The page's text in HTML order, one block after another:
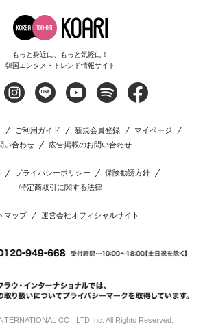
もっと身近に、もっと気軽に！
韓国エンタメ・トレンド情報サイト
ご利用ガイド 新規会員登録
マイページ
い合わせ
広告掲載のお問い合わせ
プライバシーポリシー
保険勧誘方針
特定商取引に関する法律
マップ 運営会社オフィシャルサイト
CO., LTD Inc. All Rights Reserved.